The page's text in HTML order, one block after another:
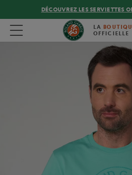
DÉCOUVREZ LES SERVIETTES
Toggle navigation LA
OFFICIELLE